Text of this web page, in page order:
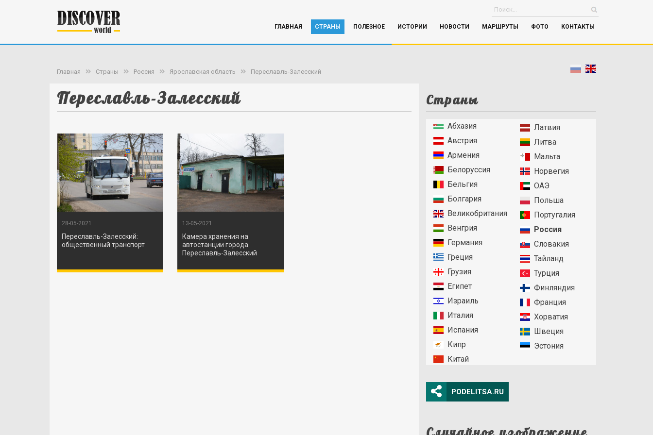
ГЛАВНАЯ СТРАНЫ ПОЛЕЗНОЕ ИСТОРИИ НОВОСТИ МАРШРУТЫ ФОТО КОНТАКТЫ
Главная Страны Россия Ярославская область Переславль-Залесский
Переславль-Залесский
28-05-2021
Переславль-Залесский:
общественный транспорт
13-05-2021
Камера хранения на
автостанции города
Переславль-Залесский
Страны
Абхазия
Австрия
Армения
Белоруссия
Бельгия
Болгария
Великобритания
Венгрия
Германия
Греция
Грузия
Египет
Израиль
Италия
Испания
Кипр
Китай
Латвия
Литва
Мальта
Норвегия
ОАЭ
Польша
Португалия
Россия
Словакия
Тайланд
Турция
Финляндия
Франция
Хорватия
Швеция
Эстония
PODELITSA.RU